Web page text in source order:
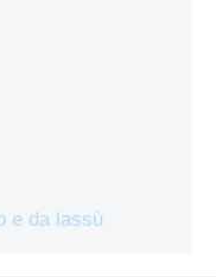
e da lassù